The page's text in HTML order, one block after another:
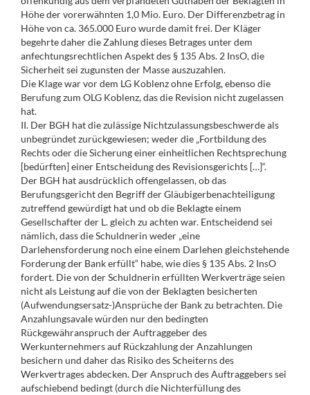
Höhe der vorerwähnten 1,0 Mio. Euro. Der Differenzbetrag in
Höhe von ca. 365.000 Euro wurde damit frei. Der Kläger
begehrte daher die Zahlung dieses Betrages unter dem
anfechtungsrechtlichen Aspekt des § 135 Abs. 2 InsO, die
Sicherheit sei zugunsten der Masse auszuzahlen.
Die Klage war vor dem LG Koblenz ohne Erfolg, ebenso die
Berufung zum OLG Koblenz, das die Revision nicht zugelassen
hat.
II. Der BGH hat die zulässige Nichtzulassungsbeschwerde als
unbegründet zurückgewiesen; weder die „Fortbildung des
Rechts oder die Sicherung einer einheitlichen Rechtsprechung
[bedürften] einer Entscheidung des Revisionsgerichts […]“.
Der BGH hat ausdrücklich offengelassen, ob das
Berufungsgericht den Begriff der Gläubigerbenachteiligung
zutreffend gewürdigt hat und ob die Beklagte einem
Gesellschafter der L. gleich zu achten war. Entscheidend sei
nämlich, dass die Schuldnerin weder „eine
Darlehensforderung noch eine einem Darlehen gleichstehende
Forderung der Bank erfüllt“ habe, wie dies § 135 Abs. 2 InsO
fordert. Die von der Schuldnerin erfüllten Werkverträge seien
nicht als Leistung auf die von der Beklagten besicherten
(Aufwendungsersatz-)Ansprüche der Bank zu betrachten. Die
Anzahlungsavale würden nur den bedingten
Rückgewähranspruch der Auftraggeber des
Werkunternehmers auf Rückzahlung der Anzahlungen
besichern und daher das Risiko des Scheiterns des
Werkvertrages abdecken. Der Anspruch des Auftraggebers sei
aufschiebend bedingt (durch die Nichterfüllung des